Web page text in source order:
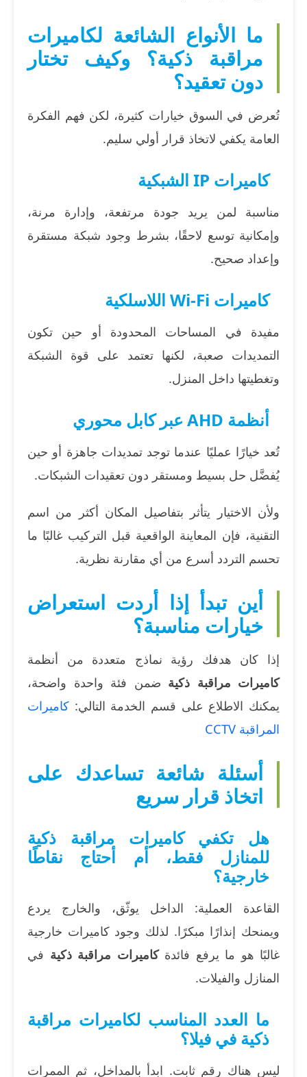
ما الأنواع الشائعة لكاميرات
مراقبة ذكية؟ وكيف تختار
دون تعقيد؟
تُعرض في السوق خيارات كثيرة، لكن فهم الفكرة
العامة يكفي لاتخاذ قرار أولي سليم.
كاميرات IP الشبكية
مناسبة لمن يريد جودة مرتفعة، وإدارة مرنة،
وإمكانية توسع لاحقًا، بشرط وجود شبكة مستقرة
وإعداد صحيح.
كاميرات Wi-Fi اللاسلكية
مفيدة في المساحات المحدودة أو حين تكون
التمديدات صعبة، لكنها تعتمد على قوة الشبكة
وتغطيتها داخل المنزل.
أنظمة AHD عبر كابل محوري
تُعد خيارًا عمليًا عندما توجد تمديدات جاهزة أو حين
يُفضَّل حل بسيط ومستقر دون تعقيدات الشبكات.
ولأن الاختيار يتأثر بتفاصيل المكان أكثر من اسم
التقنية، فإن المعاينة الواقعية قبل التركيب غالبًا ما
تحسم التردد أسرع من أي مقارنة نظرية.
أين تبدأ إذا أردت استعراض
خيارات مناسبة؟
إذا كان هدفك رؤية نماذج متعددة من أنظمة
كاميرات مراقبة ذكية ضمن فئة واحدة واضحة،
يمكنك الاطلاع على قسم الخدمة التالي: كاميرات
المراقبة CCTV
أسئلة شائعة تساعدك على
اتخاذ قرار سريع
هل تكفي كاميرات مراقبة ذكية
للمنازل فقط، أم أحتاج نقاطًا
خارجية؟
القاعدة العملية: الداخل يوثّق، والخارج يردع
ويمنحك إنذارًا مبكرًا. لذلك وجود كاميرات خارجية
غالبًا هو ما يرفع فائدةكاميرات مراقبة ذكية في
المنازل والفيلات.
ما العدد المناسب لكاميرات مراقبة
ذكية في فيلا؟
ليس هناك رقم ثابت. ابدأ بالمداخل، ثم الممرات